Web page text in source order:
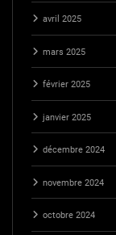
avril 2025
mars 2025
février 2025
janvier 2025
décembre 2024
novembre 2024
octobre 2024